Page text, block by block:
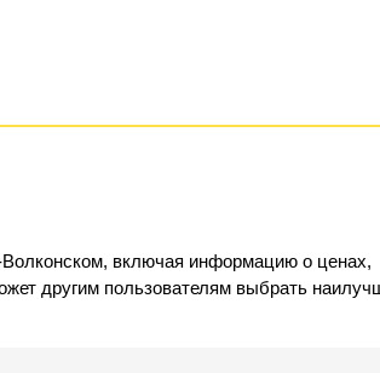
Волконском, включая информацию о ценах,
другим пользователям выбрать